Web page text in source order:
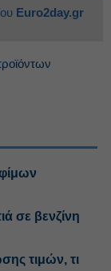
Euro2day.gr
σε βενζίνη
τιμών, τι